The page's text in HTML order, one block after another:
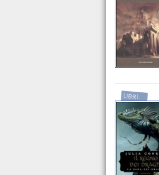
LIBRI